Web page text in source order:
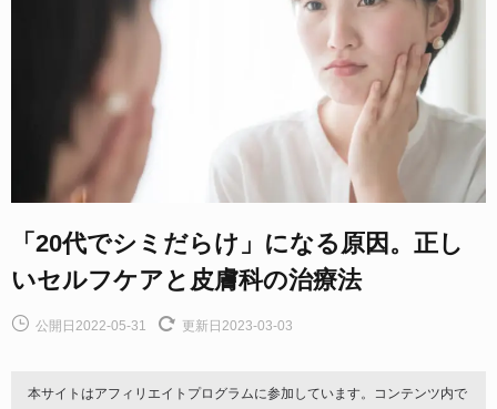
「20代でシミだらけ」になる原因。正し
いセルフケアと皮膚科の治療法
公開日2022-05-31 更新日2023-03-03
本サイトはアフィリエイトプログラムに参加しています。コンテンツ内で